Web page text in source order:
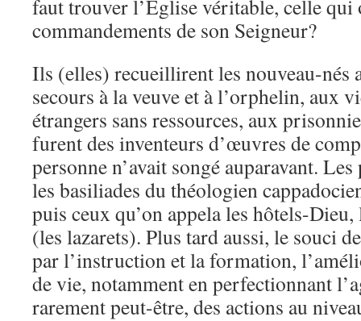
faut trouver l’Eglise véritable, celle qui
commandements de son Seigneur?
Ils (elles) recueillirent les nouveau-nés
secours à la veuve et à l’orphelin, aux
étrangers sans ressources, aux
furent des inventeurs d’œuvres de
personne n’avait songé auparavant.
les basiliades du théologien
puis ceux qu’on appela les hôtels-
(les lazarets). Plus tard aussi, le souci
par l’instruction et la formation,
de vie, notamment en perfectionnant
rarement peut-être, des actions au